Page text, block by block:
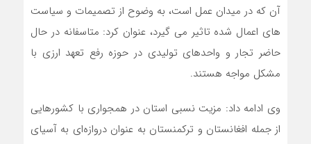
آن که در میدان عمل است، به وضوح از تصمیمات و سیاست
های اعمال شده تاثیر می گیرد، عنوان کرد: متاسفانه در حال
حاضر تجار و واحدهای تولیدی در حوزه رفع تعهد ارزی با
مشکل مواجه هستند.
وی ادامه داد: مزیت نسبی استان در همجواری با کشورهایی
از جمله افغانستان و ترکمنستان به عنوان دروازه‌ای به آسیای